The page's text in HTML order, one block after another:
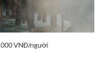
VNĐ/người